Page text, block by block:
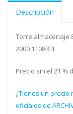
Descripción
Torre almacenaje
2000 1108RTL
Precio sin el 21 %
¿Tienes un precio
oficiales de